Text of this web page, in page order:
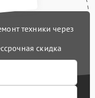
техники через
скидка